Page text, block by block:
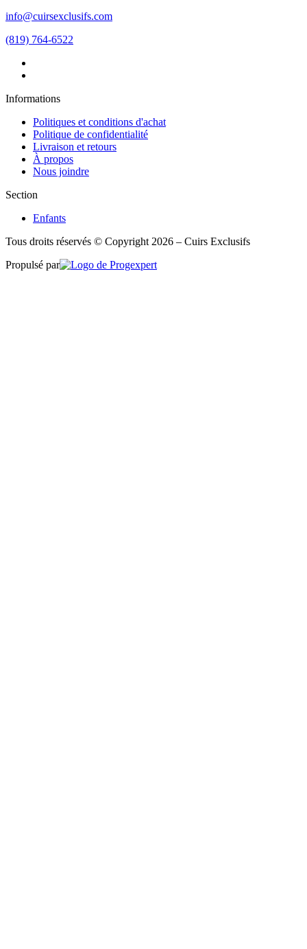
info@cuirsexclusifs.com
(819) 764-6522
Informations
Politiques et conditions d'achat
Politique de confidentialité
Livraison et retours
À propos
Nous joindre
Section
Enfants
Tous droits réservés © Copyright 2026 – Cuirs Exclusifs
Propulsé par